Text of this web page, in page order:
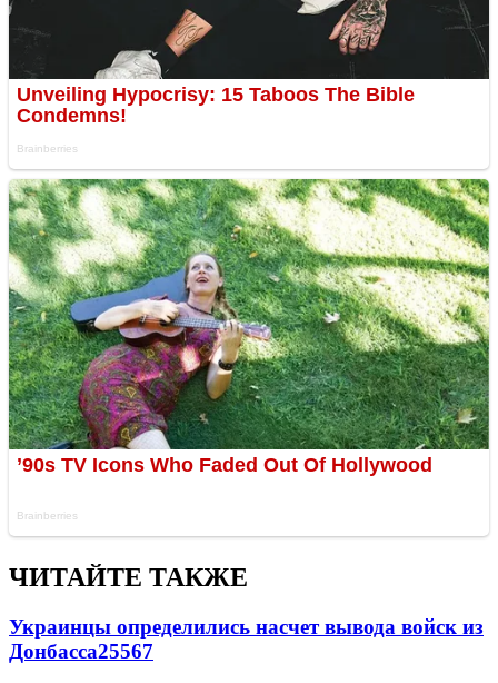
ЧИТАЙТЕ ТАКЖЕ
Украинцы определились насчет вывода войск из
Донбасса25567